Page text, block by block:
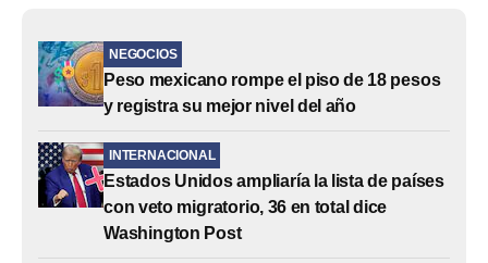
NEGOCIOS
Peso mexicano rompe el piso de 18 pesos
y registra su mejor nivel del año
INTERNACIONAL
Estados Unidos ampliaría la lista de países
con veto migratorio, 36 en total dice
Washington Post